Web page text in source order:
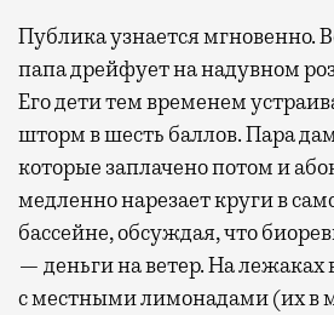
Публика узнается мгновенно.
папа дрейфует на надувном
Его дети тем временем
шторм в шесть баллов. Пара
которые заплачено потом и
медленно нарезает круги в
бассейне, обсуждая, что
— деньги на ветер. На
с местными лимонадами (их в